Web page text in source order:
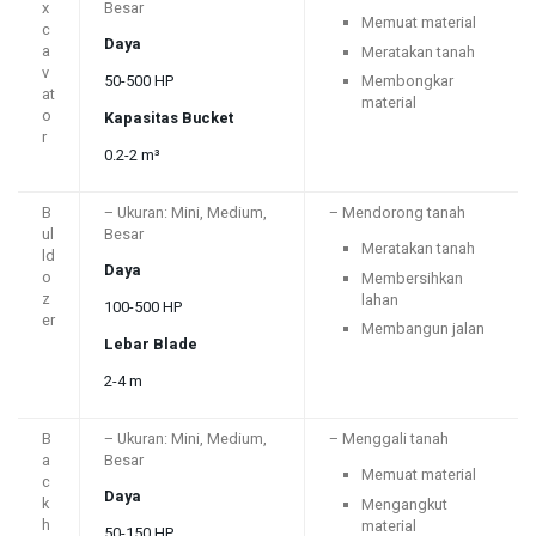
x
c
a
v
at
o
r
Besar
Daya
50-500 HP
Kapasitas Bucket
0.2-2 m³
Memuat material
Meratakan tanah
Membongkar
material
B
ul
ld
o
z
er
– Ukuran: Mini, Medium,
Besar
Daya
100-500 HP
Lebar Blade
2-4 m
– Mendorong tanah
Meratakan tanah
Membersihkan
lahan
Membangun jalan
B
a
c
k
h
– Ukuran: Mini, Medium,
Besar
Daya
– Menggali tanah
Memuat material
Mengangkut
material